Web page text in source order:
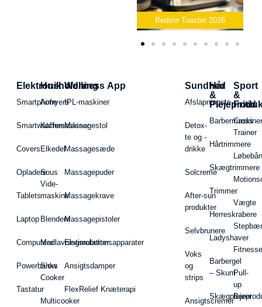
Bedste Toaster 2026
Elektronik
Smartphone
Smartwatches
Covers
Opladere
Tablets
Laptop
Computere
Powerbanks
Tastatur
Husholdning
Airfryers
Kaffemaskiner
Elkedel
Sous
Vide-
maskine
Blendere
Madlavningsrobotter
Slow
Cooker
Multicooker
Wellness App
IPL-maskiner
Massagestol
Massagesæde
Massagepuder
Massagekrave
Massagepistoler
Elstimulationsapparater
Ansigtsdamper
FlexRelief Knæterapi
Sundhed
Afslapningste
Detox-
te og -
drikke
Solcreme
After-sun
produkter
Selvbrunere
Voks
og
strips
Ansigtscremer
Hår
&
Hårtrimmere
Skægtrimmere
Trimmer
Herreskrabere
Ladyshaver
Barbergel
– Skum
Sport
&
Fritid
Cross
Trainer
Vægte
Pull-
up
Barer